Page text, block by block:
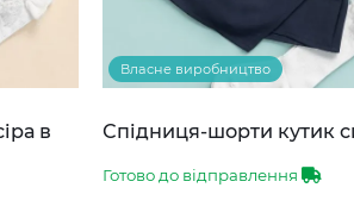
в
Власне виробництво
Спідниця-шорти кутик
Готово до відправлення